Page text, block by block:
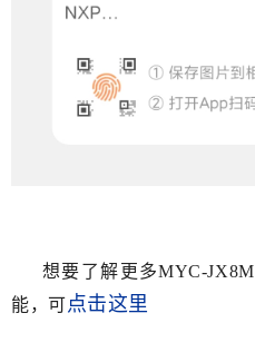
想要了解更多MYC-
能，可 点击这里